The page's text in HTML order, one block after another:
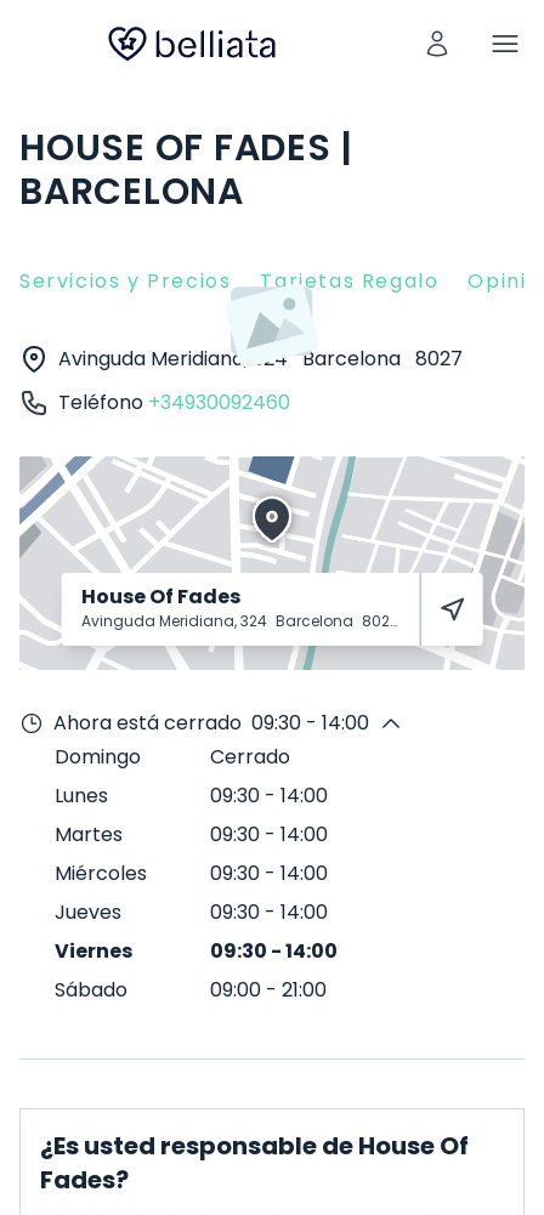
HOUSE OF FADES |
BARCELONA
Servicios y Precios Tarjetas Regalo
Avinguda Meridiana, 324 Barcelona 8027
Teléfono +34930092460
House Of Fades
Avinguda Meridiana, 324 Barcelona 8027
Ahora está cerrado 09:30 - 14:00
Domingo
Cerrado
Lunes
09:30 - 14:00
Martes
09:30 - 14:00
Miércoles
09:30 - 14:00
Jueves
09:30 - 14:00
Viernes
09:30 -14:00
Sábado
09:00 - 21:00
¿Es usted responsable de House Of
Fades?